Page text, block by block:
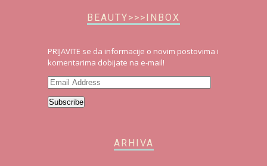
BEAUTY>>>INBOX
PRIJAVITE se da informacije o novim postovima i
komentarima dobijate na e-mail!
Email
Address
Subscribe
ARHIVA